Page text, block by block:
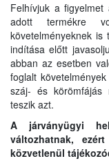
Felhívjuk a
adott termékre
követelményeknek
indítása előtt
abban az esetben
foglalt
száj- és körömfájás
teszik azt.
A járványügyi
változhatnak,
közvetlenül